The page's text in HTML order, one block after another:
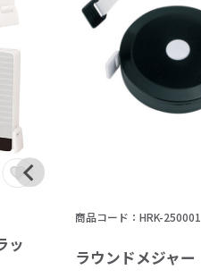
ッ
商品コード：HRK-250001
ラウンドメジャー